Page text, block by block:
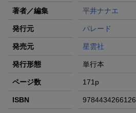
著者／編集 平井ナナエ
発行元 パレード
発売元 星雲社
発行形態 単行本
ページ数 171p
ISBN 9784434266126